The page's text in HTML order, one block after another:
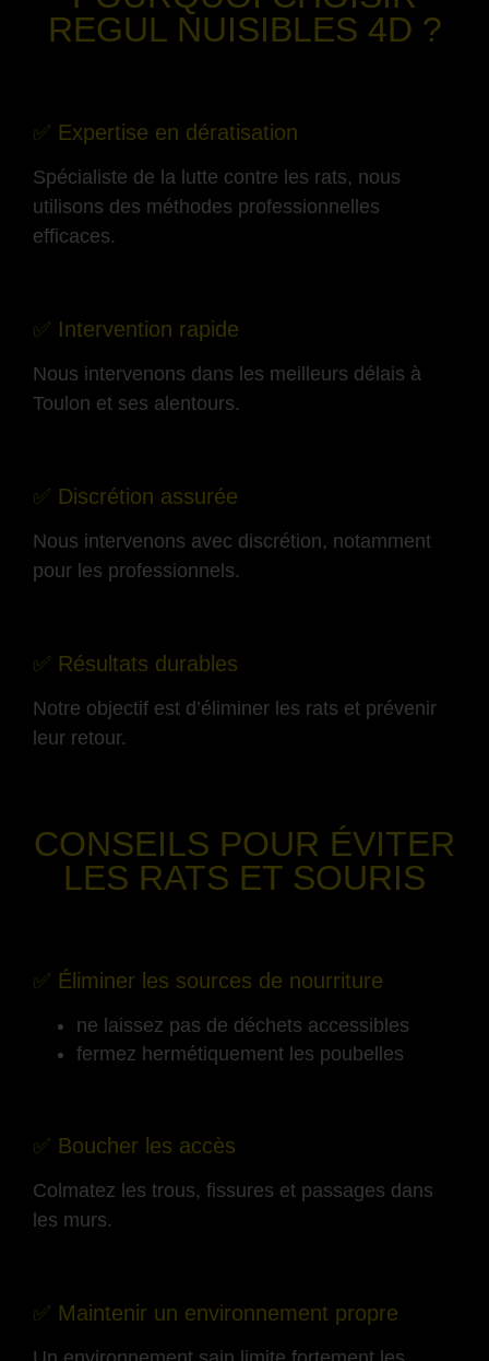
REGUL NUISIBLES 4D ?
✅ Expertise en dératisation
Spécialiste de la lutte contre les rats, nous
utilisons des méthodes professionnelles
efficaces.
✅ Intervention rapide
Nous intervenons dans les meilleurs délais à
Toulon et ses alentours.
✅ Discrétion assurée
Nous intervenons avec discrétion, notamment
pour les professionnels.
✅ Résultats durables
Notre objectif est d’éliminer les rats et prévenir
leur retour.
CONSEILS POUR ÉVITER
LES RATS ET SOURIS
✅ Éliminer les sources de nourriture
ne laissez pas de déchets accessibles
fermez hermétiquement les poubelles
✅ Boucher les accès
Colmatez les trous, fissures et passages dans
les murs.
✅ Maintenir un environnement propre